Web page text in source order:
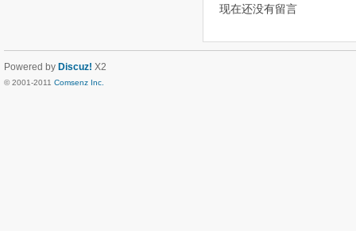
现在还没有留言
Powered by Discuz! X2
© 2001-2011 Comsenz Inc.